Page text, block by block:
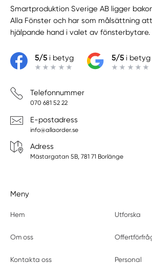
Smartproduktion Sverige AB ligger
Alla Fönster och har som målsättning
hjälpande hand i valet av fönsterbytare.
5/5i betyg 5/5i betyg
Telefonnummer
070 681 52 22
E-postadress
info@allaorder.se
Adress
Mästargatan 5B, 781 71 Borlänge
Meny
Hem Utforska
Om oss
Kontakta oss Personal